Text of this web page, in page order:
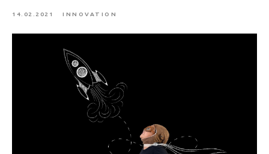
14.02.2021 INNOVATION